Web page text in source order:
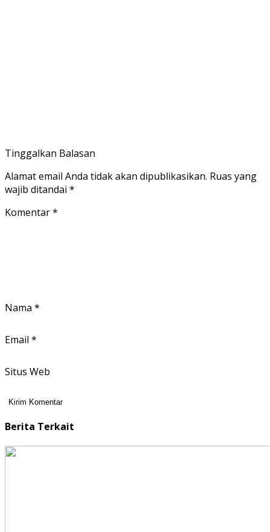
Tinggalkan Balasan
Alamat email Anda tidak akan dipublikasikan. Ruas yang
wajib ditandai *
Komentar*
Nama *
Email *
Situs Web
Berita Terkait